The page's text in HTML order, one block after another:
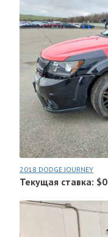
2018 DODGE JOURNEY
Текущая ставка: $0